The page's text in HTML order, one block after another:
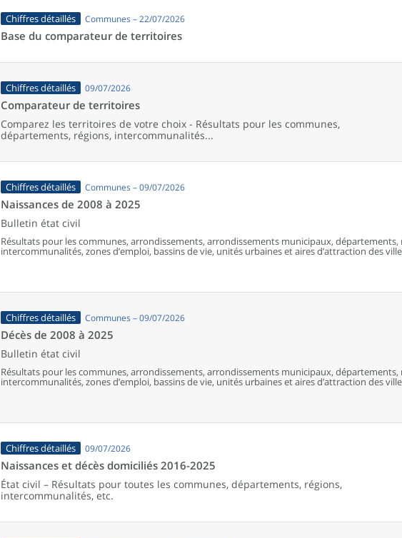
Chiffres détaillés Communes – 22/07/2026
Base du comparateur de territoires
Chiffres détaillés 09/07/2026
Comparateur de territoires
Comparez les territoires de votre choix - Résultats pour les communes,
départements, régions, intercommunalités...
Chiffres détaillés Communes – 09/07/2026
Naissances de 2008 à 2025
Bulletin état civil
Résultats pour les communes, arrondissements, arrondissements municipaux, départements,
intercommunalités, zones d’emploi, bassins de vie, unités urbaines et aires d’attraction des
France (y compris Mayotte à partir de 2014).
Chiffres détaillés Communes – 09/07/2026
Décès de 2008 à 2025
Bulletin état civil
Résultats pour les communes, arrondissements, arrondissements municipaux, départements,
intercommunalités, zones d’emploi, bassins de vie, unités urbaines et aires d’attraction des
Chiffres détaillés 09/07/2026
Naissances et décès domiciliés 2016-2025
État civil – Résultats pour toutes les communes, départements, régions,
intercommunalités, etc.